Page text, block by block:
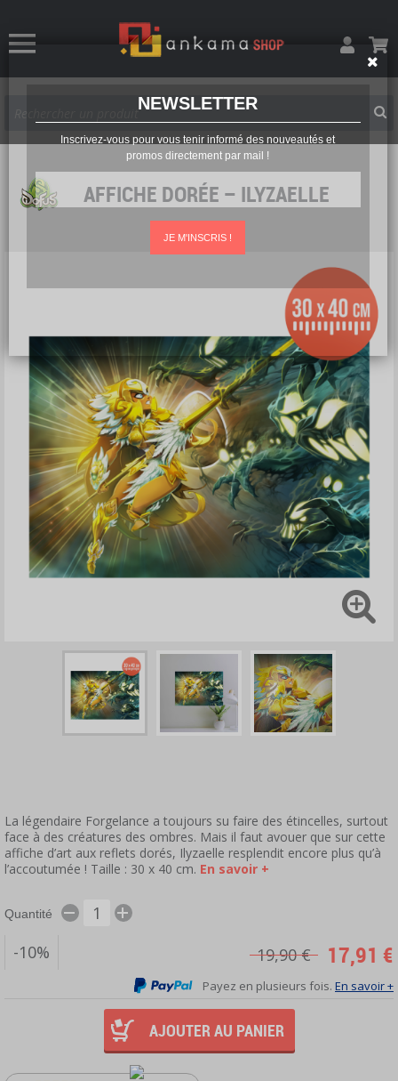
NEWSLETTER
Inscrivez-vous pour vous tenir informé des nouveautés et
promos directement par mail !
JE M'INSCRIS !
AFFICHE DORÉE – ILYZAELLE
La légendaire Forgelance a toujours su faire des étincelles, surtout
face à des créatures des ombres. Mais il faut avouer que sur cette
affiche d’art aux reflets dorés, Ilyzaelle resplendit encore plus qu’à
l’accoutumée ! Taille : 30 x 40 cm. En savoir +
Quantité
-10% 17,91 €
19,90 €
Payez en plusieurs fois. En savoir +
AJOUTER AU PANIER